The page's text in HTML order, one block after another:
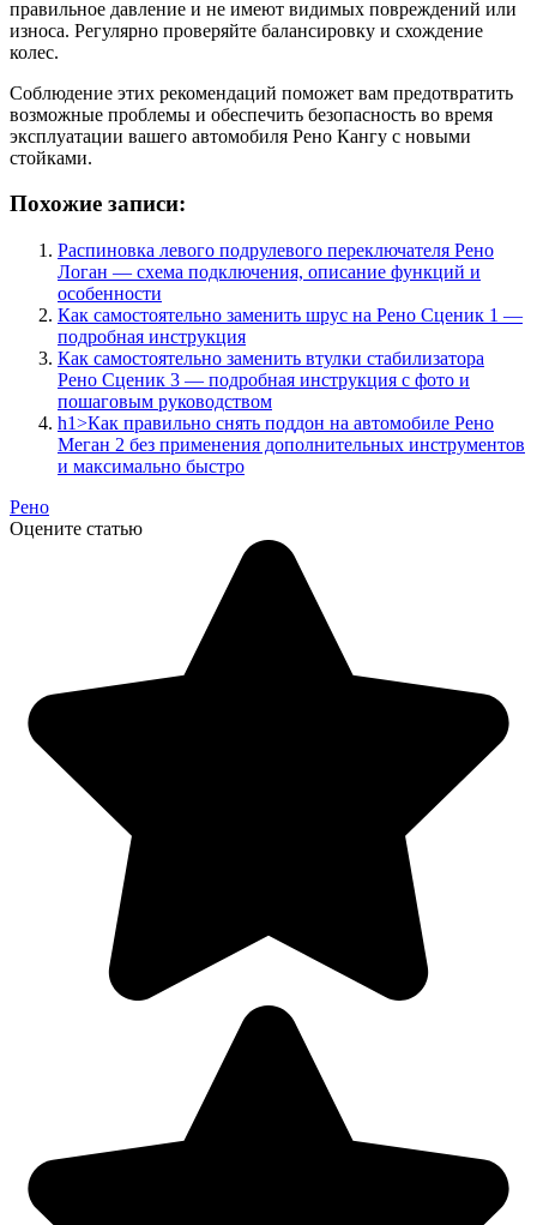
правильное давление и не имеют видимых повреждений или
износа. Регулярно проверяйте балансировку и схождение
колес.
Соблюдение этих рекомендаций поможет вам предотвратить
возможные проблемы и обеспечить безопасность во время
эксплуатации вашего автомобиля Рено Кангу с новыми
стойками.
Похожие записи:
Распиновка левого подрулевого переключателя Рено
Логан — схема подключения, описание функций и
особенности
Как самостоятельно заменить шрус на Рено Сценик 1 —
подробная инструкция
Как самостоятельно заменить втулки стабилизатора
Рено Сценик 3 — подробная инструкция с фото и
пошаговым руководством
h1>Как правильно снять поддон на автомобиле Рено
Меган 2 без применения дополнительных инструментов
и максимально быстро
Рено
Оцените статью